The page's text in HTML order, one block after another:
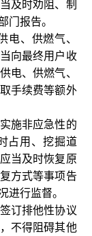
及时劝阻、制
门报告。
电、供燃气、
向最终用户收
电、供燃气、
手续费等额外
施非应急性的
占用、挖掘道
当及时恢复原
方式等事项告
进行监督。
订排他性协议
不得阻碍其他